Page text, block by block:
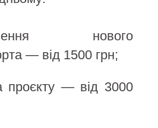
нового
— від 1500 грн;
проєкту — від 3000